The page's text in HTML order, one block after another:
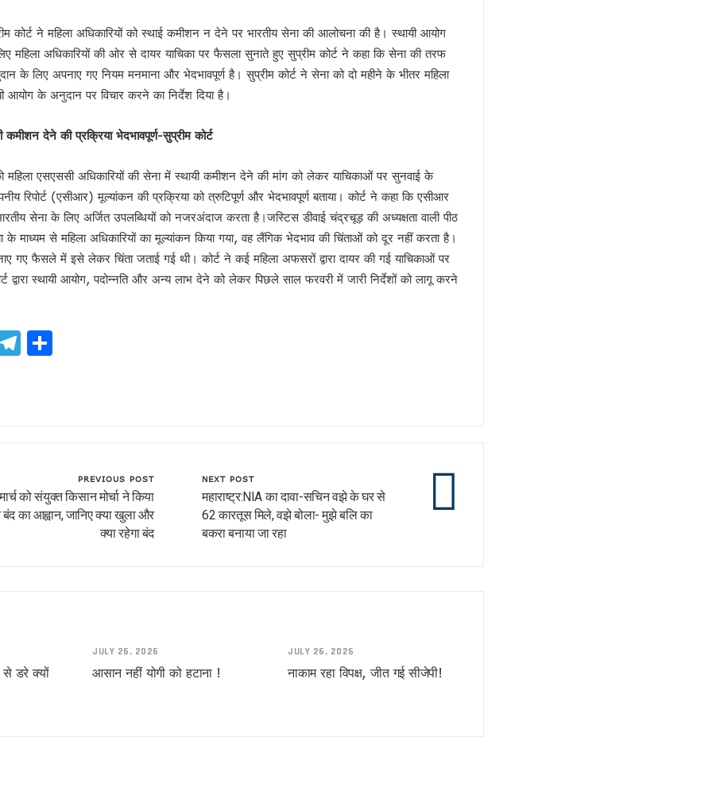
है’ से परिचित हुए लोग
!
!
इलैक्शन’ : डॉ राजीव
कोर्ट ने महिला अधिकारियों को स्थाई कमीशन न देने पर भारतीय सेना की आलोचना की है। स्थायी आयोग
महिला अधिकारियों की ओर से दायर याचिका पर फैसला सुनाते हुए सुप्रीम कोर्ट ने कहा कि सेना की तरफ
के लिए अपनाए गए नियम मनमाना और भेदभावपूर्ण है। सुप्रीम कोर्ट ने सेना को दो महीने के भीतर महिला
आयोग के अनुदान पर विचार करने का निर्देश दिया है।
कमीशन देने की प्रक्रिया भेदभावपूर्ण-सुप्रीम कोर्ट
महिला एसएससी अधिकारियों की सेना में स्थायी कमीशन देने की मांग को लेकर याचिकाओं पर सुनवाई के
रिपोर्ट (एसीआर) मूल्यांकन की प्रक्रिया को त्रुटिपूर्ण और भेदभावपूर्ण बताया। कोर्ट ने कहा कि एसीआर
भारतीय सेना के लिए अर्जित उपलब्धियों को नजरअंदाज करता है।जस्टिस डीवाई चंद्रचूड़ की अध्यक्षता वाली पीठ
के माध्यम से महिला अधिकारियों का मूल्यांकन किया गया, वह लैंगिक भेदभाव की चिंताओं को दूर नहीं करता है।
गए फैसले में इसे लेकर चिंता जताई गई थी। कोर्ट ने कई महिला अफसरों द्वारा दायर की गई याचिकाओं पर
द्वारा स्थायी आयोग, पदोन्नति और अन्य लाभ देने को लेकर पिछले साल फरवरी में जारी निर्देशों को लागू करने
Telegram
PREVIOUS POST
को संयुक्त किसान मोर्चा ने किया
बंद का आह्वान, जानिए क्या खुला और
क्या रहेगा बंद
NEXT POST
महाराष्ट्र:NIA का दावा-सचिन वझे के घर से
62 कारतूस मिले, वझे बोला- मुझे बलि का
बकरा बनाया जा रहा
डरे क्यों
JULY 26, 2026
आसान नहीं योगी को हटाना !
JULY 26, 2026
नाकाम रहा विपक्ष, जीत गई सीजेपी!